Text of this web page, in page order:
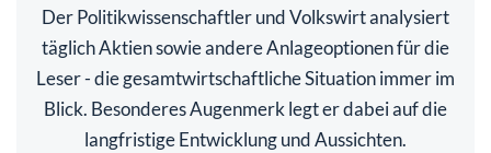
Der Politikwissenschaftler und Volkswirt analysiert
täglich Aktien sowie andere Anlageoptionen für die
Leser - die gesamtwirtschaftliche Situation immer im
Blick. Besonderes Augenmerk legt er dabei auf die
langfristige Entwicklung und Aussichten.